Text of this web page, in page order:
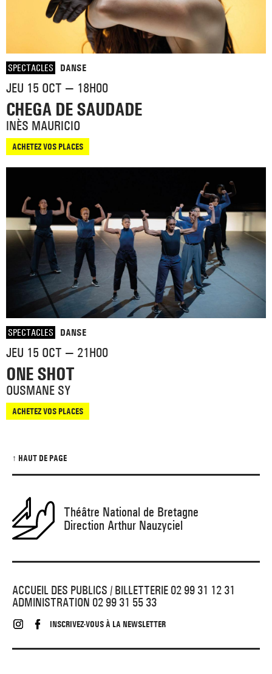
SPECTACLES DANSE
JEU 15 OCT — 18H00
CHEGA DE SAUDADE
INÈS MAURICIO
ACHETEZ VOS PLACES
SPECTACLES DANSE
JEU 15 OCT — 21H00
ONE SHOT
OUSMANE SY
ACHETEZ VOS PLACES
↑ HAUT DE PAGE
Théâtre National de Bretagne
Direction Arthur Nauzyciel
ACCUEIL DES PUBLICS / BILLETTERIE 02 99 31 12 31
ADMINISTRATION 02 99 31 55 33
INSCRIVEZ-VOUS À LA NEWSLETTER